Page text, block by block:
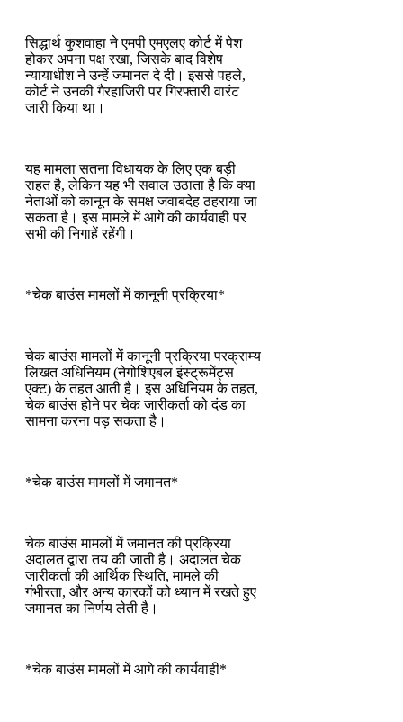
सिद्धार्थ कुशवाहा ने एमपी एमएलए कोर्ट में पेश
होकर अपना पक्ष रखा, जिसके बाद विशेष
न्यायाधीश ने उन्हें जमानत दे दी। इससे पहले,
कोर्ट ने उनकी गैरहाजिरी पर गिरफ्तारी वारंट
जारी किया था।
यह मामला सतना विधायक के लिए एक बड़ी
राहत है, लेकिन यह भी सवाल उठाता है कि क्या
नेताओं को कानून के समक्ष जवाबदेह ठहराया जा
सकता है। इस मामले में आगे की कार्यवाही पर
सभी की निगाहें रहेंगी।
*चेक बाउंस मामलों में कानूनी प्रक्रिया*
चेक बाउंस मामलों में कानूनी प्रक्रिया परक्राम्य
लिखत अधिनियम (नेगोशिएबल इंस्ट्रूमेंट्स
एक्ट) के तहत आती है। इस अधिनियम के तहत,
चेक बाउंस होने पर चेक जारीकर्ता को दंड का
सामना करना पड़ सकता है।
*चेक बाउंस मामलों में जमानत*
चेक बाउंस मामलों में जमानत की प्रक्रिया
अदालत द्वारा तय की जाती है। अदालत चेक
जारीकर्ता की आर्थिक स्थिति, मामले की
गंभीरता, और अन्य कारकों को ध्यान में रखते हुए
जमानत का निर्णय लेती है।
*चेक बाउंस मामलों में आगे की कार्यवाही*